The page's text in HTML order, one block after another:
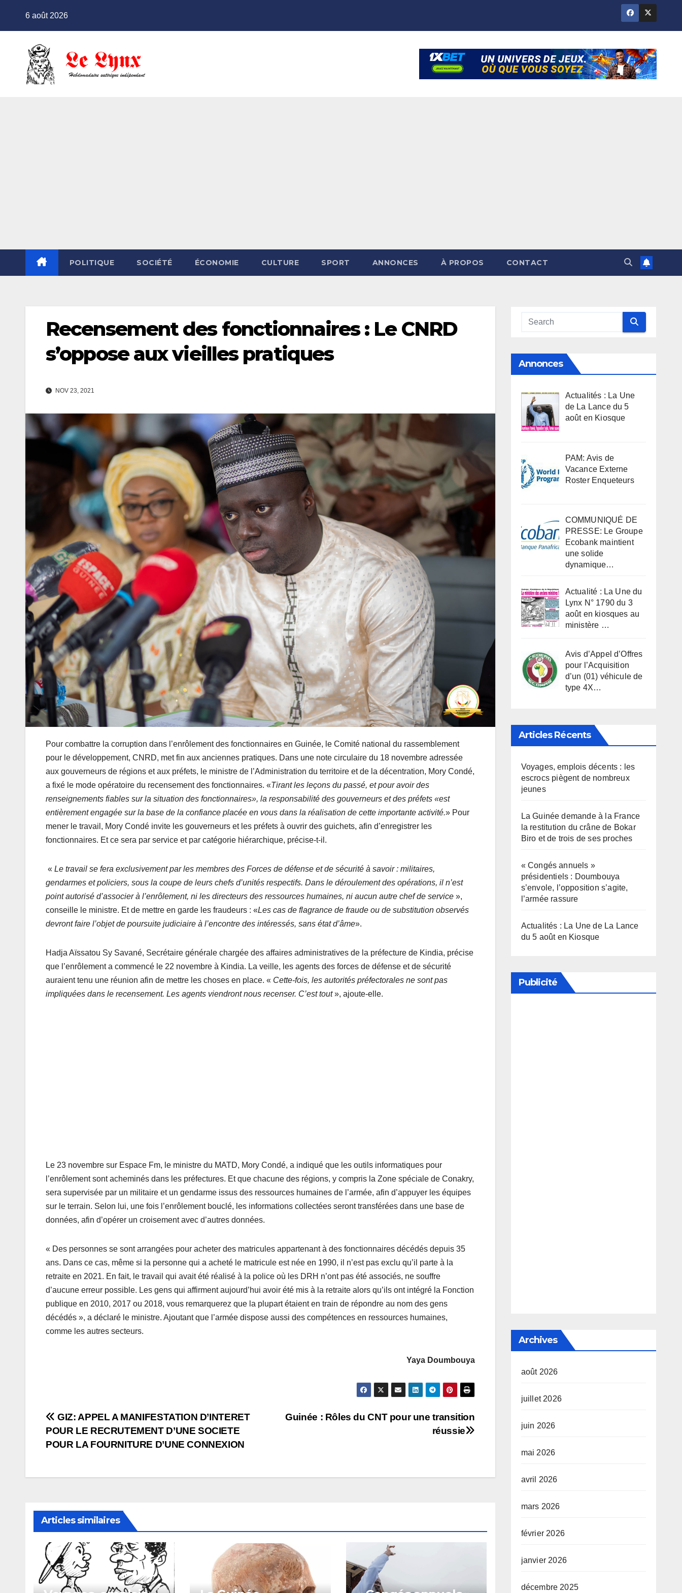
6 août 2026
POLITIQUE SOCIÉTÉ ÉCONOMIE CULTURE SPORT ANNONCES À PROPOS CONTACT
Recensement des fonctionnaires : Le CNRD
s’oppose aux vieilles pratiques
NOV 23, 2021
Pour combattre la corruption dans l’enrôlement des fonctionnaires en Guinée, le Comité national du rassemblement
pour le développement, CNRD, met fin aux anciennes pratiques. Dans une note circulaire du 18 novembre adressée
aux gouverneurs de régions et aux préfets, le ministre de l’Administration du territoire et de la décentration, Mory Condé,
a fixé le mode opératoire du recensement des fonctionnaires. «Tirant les leçons du passé, et pour avoir des
renseignements fiables sur la situation des fonctionnaires», la responsabilité des gouverneurs et des préfets «est
entièrement engagée sur la base de la confiance placée en vous dans la réalisation de cette importante activité.» Pour
mener le travail, Mory Condé invite les gouverneurs et les préfets à ouvrir des guichets, afin d’enregistrer les
fonctionnaires. Et ce sera par service et par catégorie hiérarchique, précise-t-il.
« Le travail se fera exclusivement par les membres des Forces de défense et de sécurité à savoir : militaires,
gendarmes et policiers, sous la coupe de leurs chefs d’unités respectifs. Dans le déroulement des opérations, il n’est
point autorisé d’associer à l’enrôlement, ni les directeurs des ressources humaines, ni aucun autre chef de service »,
conseille le ministre. Et de mettre en garde les fraudeurs : «Les cas de flagrance de fraude ou de substitution observés
devront faire l’objet de poursuite judiciaire à l’encontre des intéressés, sans état d’âme».
Hadja Aïssatou Sy Savané, Secrétaire générale chargée des affaires administratives de la préfecture de Kindia, précise
que l’enrôlement a commencé le 22 novembre à Kindia. La veille, les agents des forces de défense et de sécurité
auraient tenu une réunion afin de mettre les choses en place. « Cette-fois, les autorités préfectorales ne sont pas
impliquées dans le recensement. Les agents viendront nous recenser. C’est tout», ajoute-elle.
Le 23 novembre sur Espace Fm, le ministre du MATD, Mory Condé, a indiqué que les outils informatiques pour
l’enrôlement sont acheminés dans les préfectures. Et que chacune des régions, y compris la Zone spéciale de Conakry,
sera supervisée par un militaire et un gendarme issus des ressources humaines de l’armée, afin d’appuyer les équipes
sur le terrain. Selon lui, une fois l’enrôlement bouclé, les informations collectées seront transférées dans une base de
données, afin d’opérer un croisement avec d’autres données.
« Des personnes se sont arrangées pour acheter des matricules appartenant à des fonctionnaires décédés depuis 35
ans. Dans ce cas, même si la personne qui a acheté le matricule est née en 1990, il n’est pas exclu qu’il parte à la
retraite en 2021. En fait, le travail qui avait été réalisé à la police où les DRH n’ont pas été associés, ne souffre
d’aucune erreur possible. Les gens qui affirment aujourd’hui avoir été mis à la retraite alors qu’ils ont intégré la Fonction
publique en 2010, 2017 ou 2018, vous remarquerez que la plupart étaient en train de répondre au nom des gens
décédés », a déclaré le ministre. Ajoutant que l’armée dispose aussi des compétences en ressources humaines,
comme les autres secteurs.
Yaya Doumbouya
Navigation
de
Guinée : Rôles du CNT pour une transition
réussie
GIZ: APPEL A MANIFESTATION D’INTERET
POUR LE RECRUTEMENT D’UNE SOCIETE
POUR LA FOURNITURE D’UNE CONNEXION
Articles similaires
Annonces
Actualités : La Une
de La Lance du 5
août en Kiosque
PAM: Avis de
Vacance Externe
Roster Enqueteurs
COMMUNIQUÉ DE
PRESSE: Le Groupe
Ecobank maintient
une solide
dynamique…
Actualité : La Une du
Lynx N° 1790 du 3
août en kiosques au
ministère …
Avis d’Appel d’Offres
pour l’Acquisition
d’un (01) véhicule de
type 4X…
Articles Récents
Voyages, emplois décents : les
escrocs piègent de nombreux
jeunes
La Guinée demande à la France
la restitution du crâne de Bokar
Biro et de trois de ses proches
« Congés annuels »
présidentiels : Doumbouya
s’envole, l’opposition s’agite,
l’armée rassure
Actualités : La Une de La Lance
du 5 août en Kiosque
Publicité
Archives
août 2026
juillet 2026
juin 2026
mai 2026
avril 2026
mars 2026
février 2026
janvier 2026
décembre 2025